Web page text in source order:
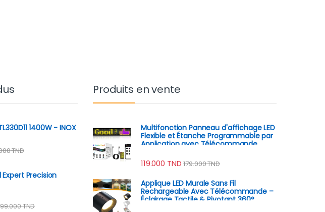
1400W - INOX
TND
Precision
TND
Produits en vente
Multifonction Panneau d'affichage LED
Flexible et Étanche Programmable par
Application avec Télécommande
119.000 TND 179.000TND
Applique LED Murale Sans Fil
Rechargeable Avec Télécommande –
Éclairage Tactile & Pivotant 360°